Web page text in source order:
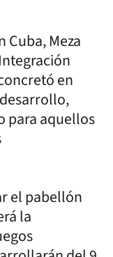
Cuba, Meza
en
para aquellos
el pabellón
la